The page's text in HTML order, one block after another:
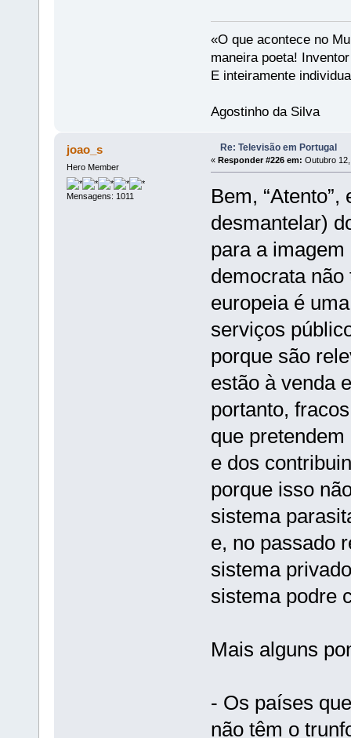
«O que acontece no
maneira poeta!
E inteiramente
Agostinho da Silva
joao_s
Hero Member
Mensagens: 1011
Re: Televisão em Portugal
« Responder #226 em: Outubro
Bem,
desmantelar)
para a
democrata
europeia é
serviços
porque são
estão à venda
portanto,
que
e dos
porque isso
sistema
e, no passado
sistema
sistema podre
Mais alguns
- Os países
não têm o